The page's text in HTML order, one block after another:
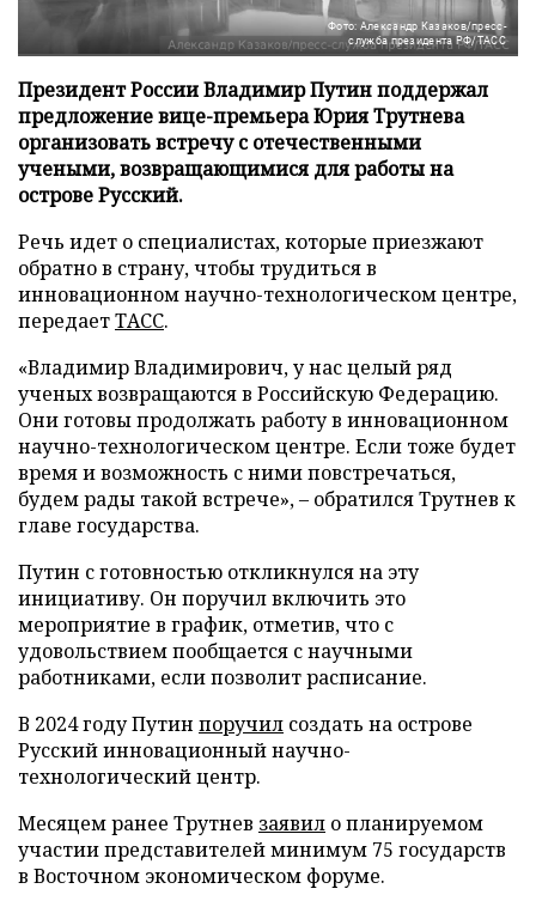
Фото: Александр Казаков/пресс-
служба президента РФ/ТАСС
Президент России Владимир Путин поддержал
предложение вице-премьера Юрия Трутнева
организовать встречу с отечественными
учеными, возвращающимися для работы на
острове Русский.
Речь идет о специалистах, которые приезжают
обратно в страну, чтобы трудиться в
инновационном научно-технологическом центре,
передаетТАСС.
«Владимир Владимирович, у нас целый ряд
ученых возвращаются в Российскую Федерацию.
Они готовы продолжать работу в инновационном
научно-технологическом центре. Если тоже будет
время и возможность с ними повстречаться,
будем рады такой встрече», – обратился Трутнев к
главе государства.
Путин с готовностью откликнулся на эту
инициативу. Он поручил включить это
мероприятие в график, отметив, что с
удовольствием пообщается с научными
работниками, если позволит расписание.
В 2024 году Путин поручил создать на острове
Русский инновационный научно-
технологический центр.
Месяцем ранее Трутнев заявил о планируемом
участии представителей минимум 75 государств
в Восточном экономическом форуме.